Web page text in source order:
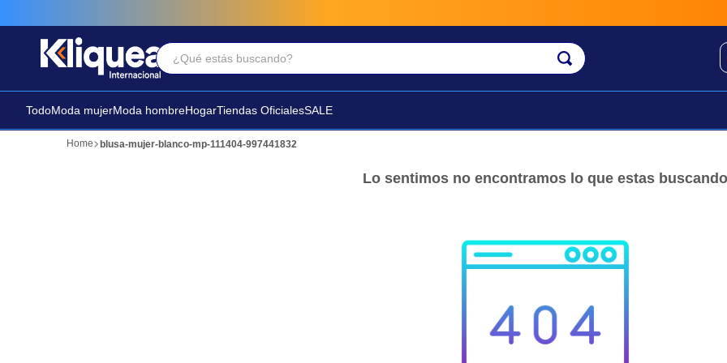
¿Qué estás buscando?
TodoModa mujerModa hombreHogarTiendas OficialesSALE
blusa-mujer-blanco-mp-111404-997441832
Lo sentimos no encontramos lo que estas buscando
Términos Más Buscados
2. sandalia